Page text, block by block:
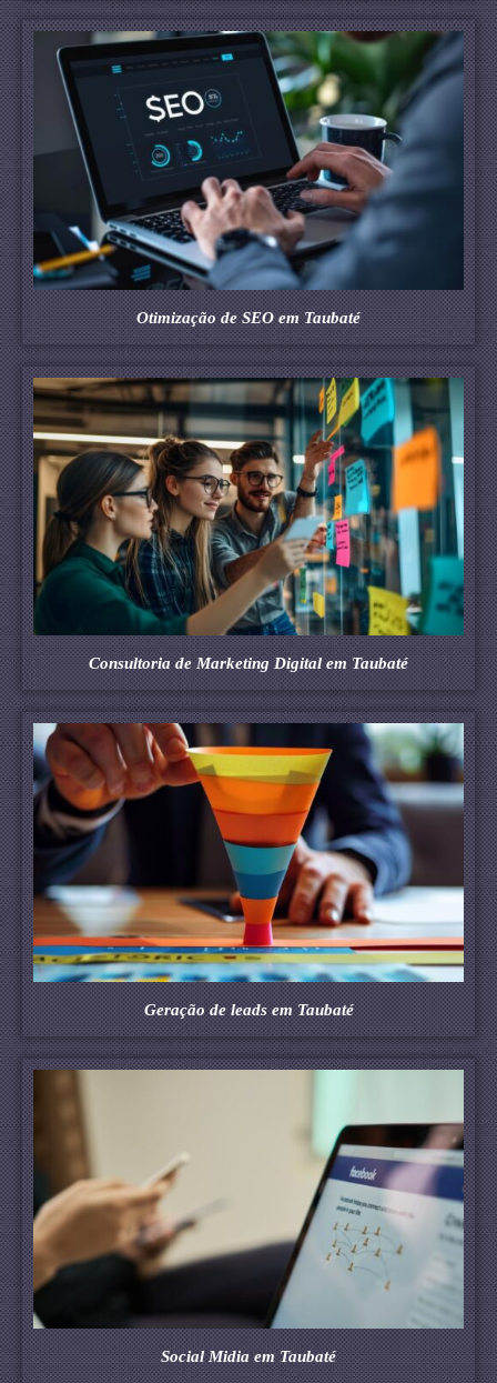
Otimização de SEO em Taubaté
Consultoria de Marketing Digital em Taubaté
Geração de leads em Taubaté
Social Midia em Taubaté